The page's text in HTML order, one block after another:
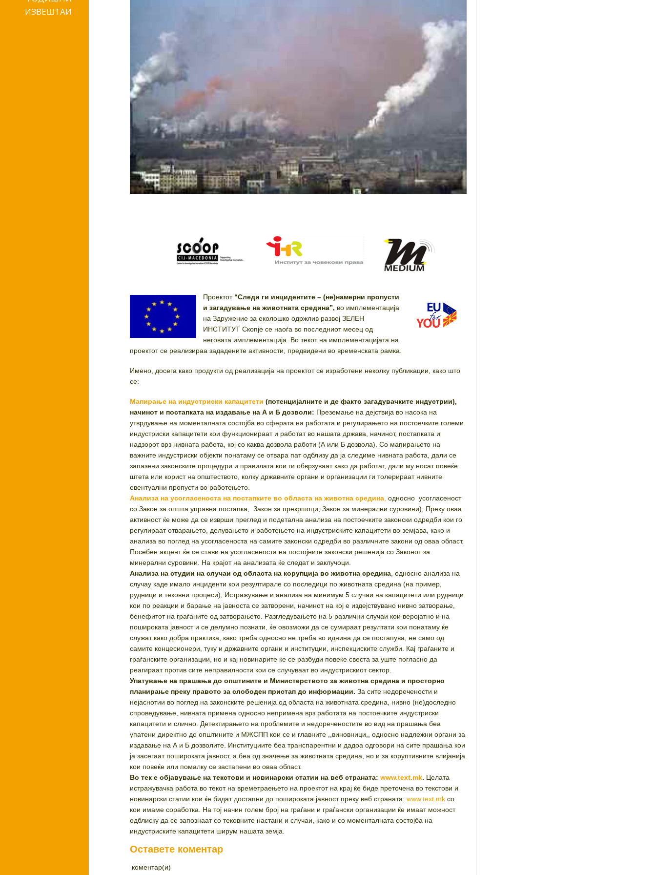
ИЗВЕШТАИ
Проектот“Следи ги инцидентите – (не)намерни пропусти
и загадување на животната средина”, во имплементација
на Здружение за еколошко одржлив развој ЗЕЛЕН
ИНСТИТУТ Скопје се наоѓа во последниот месец од
неговата имплементација. Во текот на имплементацијата на
проектот се реализираа зададените активности, предвидени во временската рамка.
Имено, досега како продукти од реализација на проектот се изработени неколку публикации, како што
се:
Мапирање на индустриски капацитети (потенцијалните и де факто загадувачките индустрии),
начинот и постапката на издавање на А и Б дозволи: Преземање на дејствија во насока на
утврдување на моменталната состојба во сферата на работата и регулирањето на постоечките големи
индустриски капацитети кои функционираат и работат во нашата држава, начинот, постапката и
надзорот врз нивната работа, кој со каква дозвола работи (А или Б дозвола). Со мапирањето на
важните индустриски објекти понатаму се отвара пат одблизу да ја следиме нивната работа, дали се
запазени законските процедури и правилата кои ги обврзуваат како да работат, дали му носат повеќе
штета или корист на општеството, колку државните органи и организации ги толерираат нивните
евентуални пропусти во работењето.
Анализа на усогласеноста на постапките во областа на животна средина, односно усогласеност
со Закон за општа управна постапка, Закон за прекршоци, Закон за минерални суровини); Преку оваа
активност ќе може да се изврши преглед и подетална анализа на постоечките законски одредби кои го
регулираат отварањето, делувањето и работењето на индустриските капацитети во земјава, како и
анализа во поглед на усогласеноста на самите законски одредби во различните закони од оваа област.
Посебен акцент ќе се стави на усогласеноста на постојните законски решенија со Законот за
минерални суровини. На крајот на анализата ќе следат и заклучоци.
Анализа на студии на случаи од областа на корупција во животна средина, односно анализа на
случау каде имало инциденти кои резултирале со последици по животната средина (на пример,
рудници и тековни процеси); Истражување и анализа на минимум 5 случаи на капацитети или рудници
кои по реакции и барање на јавноста се затворени, начинот на кој е издејствувано нивно затворање,
бенефитот на граѓаните од затворањето. Разгледувањето на 5 различни случаи кои веројатно и на
пошироката јавност и се делумно познати, ќе овозможи да се сумираат резултати кои понатаму ќе
служат како добра практика, како треба односно не треба во иднина да се постапува, не само од
самите концесионери, туку и државните органи и институции, инспекциските служби. Кај граѓаните и
граѓанските организации, но и кај новинарите ќе се разбуди повеќе свеста за уште погласно да
реагираат против сите неправилности кои се случуваат во индустрискиот сектор.
Упатување на прашања до општините и Министерството за животна средина и просторно
планирање преку правото за слободен пристап до информации.За сите недоречености и
нејаснотии во поглед на законските решенија од областа на животната средина, нивно (не)доследно
спроведување, нивната примена односно непримена врз работата на постоечките индустриски
капацитети и слично. Детектирањето на проблемите и недореченостите во вид на прашања беа
упатени директно до општините и МЖСПП кои се и главните ,,виновници,, односно надлежни органи за
издавање на А и Б дозволите. Институциите беа транспарентни и дадоа одговори на сите прашања кои
ја засегаат пошироката јавност, а беа од значење за животната средина, но и за коруптивните влијанија
кои повеќе или помалку се застапени во оваа област.
Во тек е објавување на текстови и новинарски статии на веб страната:www.text.mk. Целата
истражувачка работа во текот на времетраењето на проектот на крај ќе биде преточена во текстови и
новинарски статии кои ќе бидат достапни до пошироката јавност преку веб страната:www.text.mk со
кои имаме соработка. На тој начин голем број на граѓани и граѓански организации ќе имаат можност
одблиску да се запознаат со тековните настани и случаи, како и со моменталната состојба на
индустриските капацитети ширум нашата земја.
Оставете коментар
коментар(и)